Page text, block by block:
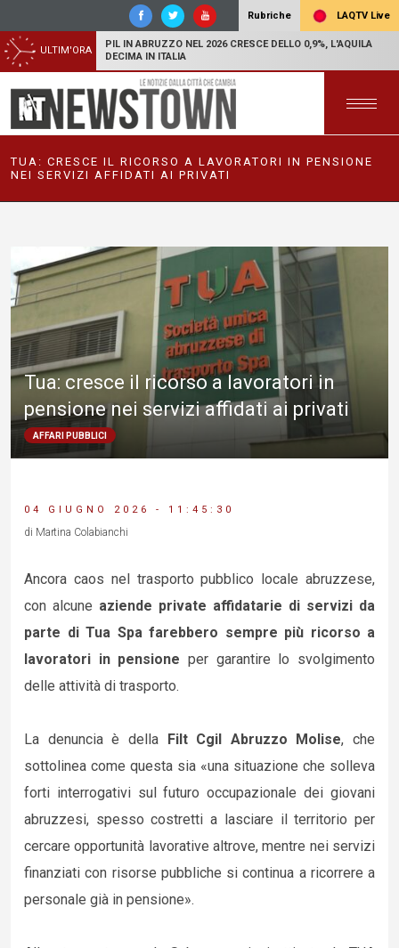
Rubriche LAQTV Live
ULTIM'ORA
PIL IN ABRUZZO NEL 2026 CRESCE DELLO 0,9%, L'AQUILA
DECIMA IN ITALIA
TUA: CRESCE IL RICORSO A LAVORATORI IN PENSIONE
NEI SERVIZI AFFIDATI AI PRIVATI
Tua: cresce il ricorso a lavoratori in
pensione nei servizi affidati ai privati
AFFARI PUBBLICI
04 GIUGNO 2026 - 11:45:30
di Martina Colabianchi
Ancora caos nel trasporto pubblico locale abruzzese,
con alcune aziende private affidatarie di servizi da
parte di Tua Spa farebbero sempre più ricorso a
lavoratori in pensione per garantire lo svolgimento
delle attività di trasporto.
La denuncia è della Filt Cgil Abruzzo Molise, che
sottolinea come questa sia «una situazione che solleva
forti interrogativi sul futuro occupazionale dei giovani
abruzzesi, spesso costretti a lasciare il territorio per
cercare opportunità lavorative altrove, mentre nei servizi
finanziati con risorse pubbliche si continua a ricorrere a
personale già in pensione».